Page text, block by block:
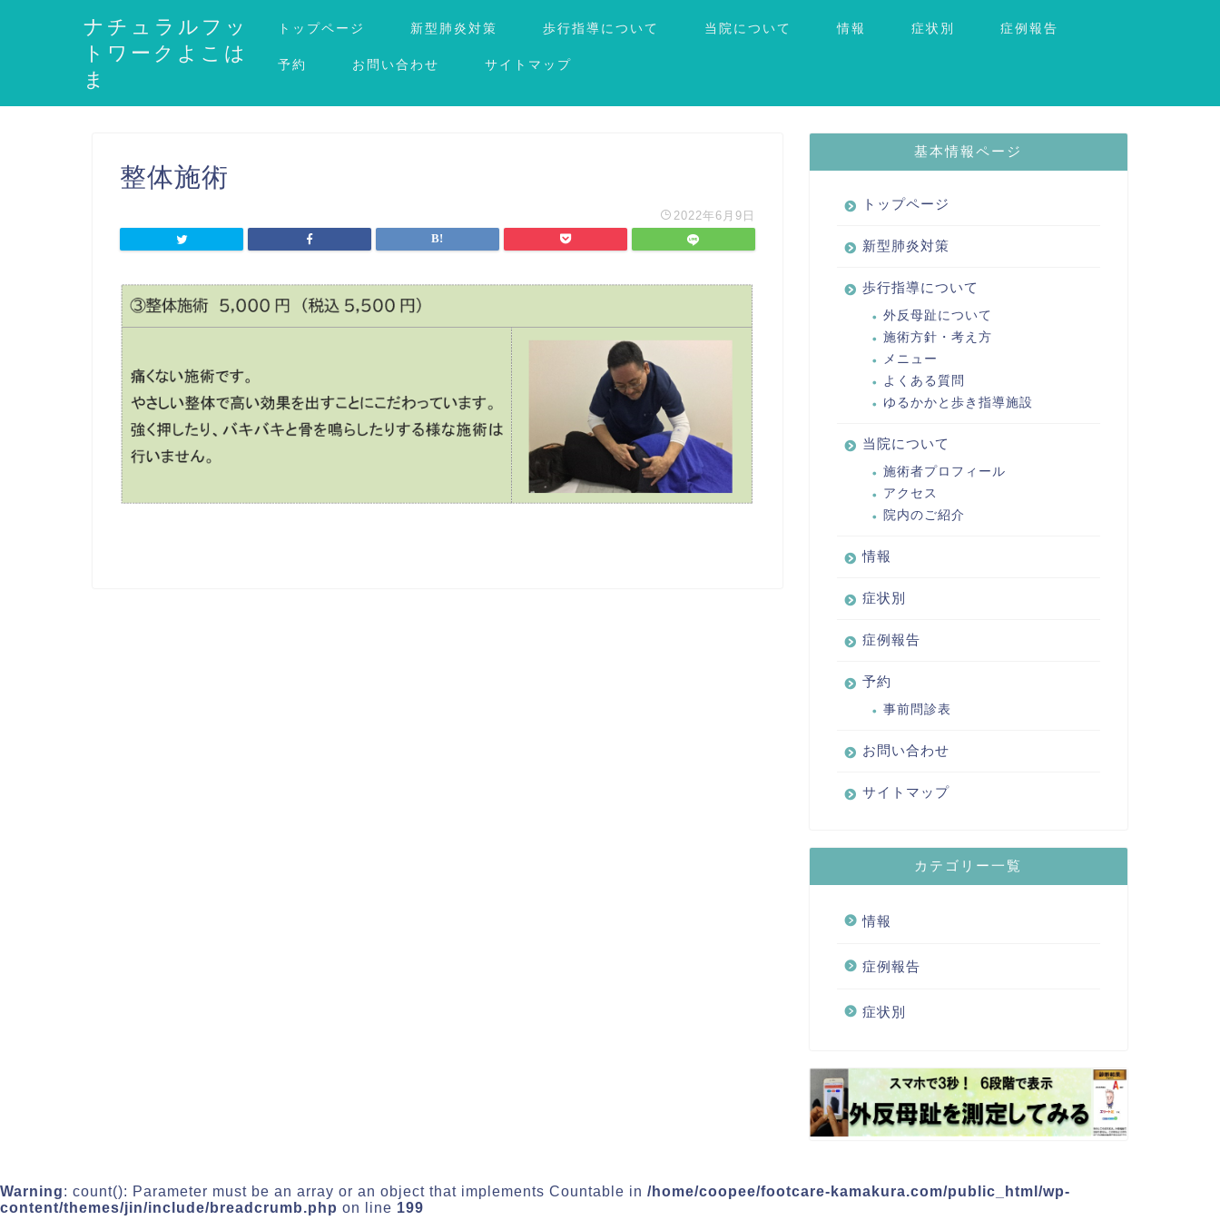
ナチュラルフッ
トワークよこは
ま
トップページ 新型肺炎対策 歩行指導について 当院について 情報 症状別 症例報告
予約 お問い合わせ サイトマップ
整体施術
2022年6月9日
基本情報ページ
トップページ
新型肺炎対策
歩行指導について
外反母趾について
施術方針・考え方
メニュー
よくある質問
ゆるかかと歩き指導施設
当院について
施術者プロフィール
アクセス
院内のご紹介
情報
症状別
症例報告
予約
事前問診表
お問い合わせ
サイトマップ
カテゴリー一覧
情報
症例報告
症状別
Warning: count(): Parameter must be an array or an object that implements Countable in /home/coopee/footcare-kamakura.com/public_html/wp-
content/themes/jin/include/breadcrumb.php on line 199